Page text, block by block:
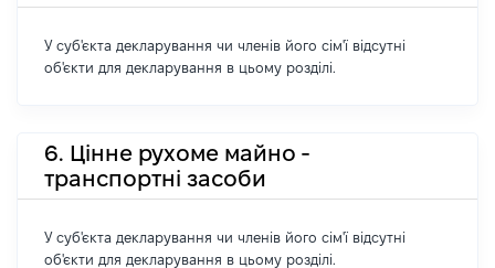
У суб'єкта декларування чи членів його сім'ї відсутні
об'єкти для декларування в цьому розділі.
6. Цінне рухоме майно -
транспортні засоби
У суб'єкта декларування чи членів його сім'ї відсутні
об'єкти для декларування в цьому розділі.